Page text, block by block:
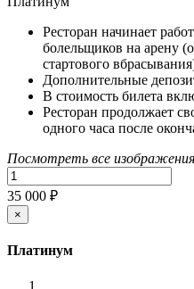
Ресторан начинает
болельщиков на арену
стартового
Дополнительные
В стоимость билета
Ресторан продолжает
одного часа после
Посмотреть все изображения
35 000 ₽
×
Платинум